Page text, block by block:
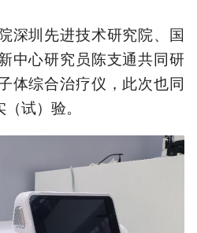
深圳先进技术研究院、国
中心研究员陈支通共同研
体综合治疗仪，此次也同
试）验。